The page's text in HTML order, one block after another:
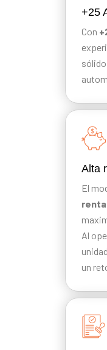
+25
Con
Alta
El
Al
un